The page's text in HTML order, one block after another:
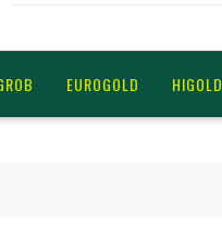
EUROGOLD HIGOLD